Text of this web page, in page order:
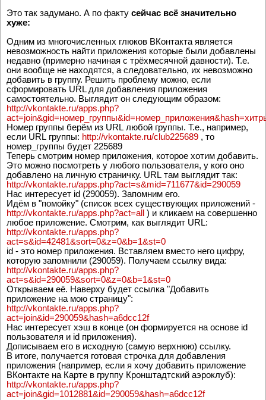
Это так задумано. А по факту сейчас всё значительно
хуже:
Одним из многочисленных глюков ВКонтакта является
невозможность найти приложения которые были добавлены
недавно (примерно начиная с трёхмесячной давности). Т.е.
они вообще не находятся, а следовательно, их невозможно
добавить в группу. Решить проблему можно, если
сформировать URL для добавления приложения
самостоятельно. Выглядит он следующим образом:
http://vkontakte.ru/apps.php?
Номер группы берём из URL любой группы. Т.е., например,
если URL группы: http://vkontakte.ru/club225689 , то
номер_группы будет 225689
Теперь смотрим номер приложения, которое хотим добавить.
Это можно посмотреть у любого пользователя, у кого оно
добавлено на личную страничку. URL там выглядит так:
http://vkontakte.ru/apps.php?act=s&mid=711677&id=290059
Нас интересует id (290059). Запомним его.
Идём в "помойку" (список всех существующих приложений -
http://vkontakte.ru/apps.php?act=all ) и кликаем на совершенно
любое приложение. Смотрим, как выглядит URL:
http://vkontakte.ru/apps.php?
act=s&id=42481&sort=0&z=0&b=1&st=0
id - это номер приложения. Вставляем вместо него цифру,
которую запомнили (290059). Получаем ссылку вида:
http://vkontakte.ru/apps.php?
act=s&id=290059&sort=0&z=0&b=1&st=0
Открываем её. Наверху будет ссылка "Добавить
приложение на мою страницу":
http://vkontakte.ru/apps.php?
act=join&id=290059&hash=a6dcc12f
Нас интересует хэш в конце (он формируется на основе id
пользователя и id приложения).
Дописываем его в исходную (самую верхнюю) ссылку.
В итоге, получается готовая строчка для добавления
приложения (например, если я хочу добавить приложение
ВКонтакте на Карте в группу Кронштадтский аэроклуб):
http://vkontakte.ru/apps.php?
act=join&gid=1012881&id=290059&hash=a6dcc12f